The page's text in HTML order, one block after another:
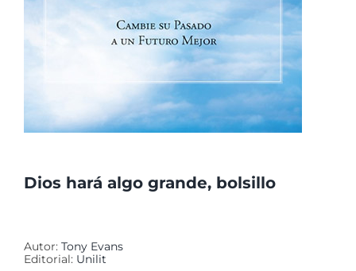
Dios hará algo grande, bolsillo
Autor: Tony Evans
Editorial: Unilit